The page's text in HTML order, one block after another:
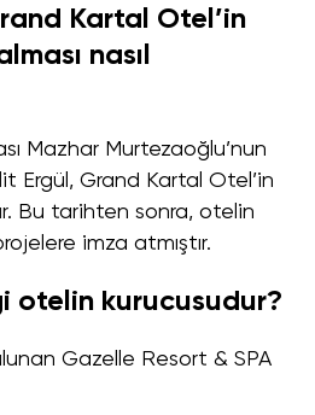
Kartal Otel’in
nasıl
Mazhar Murtezaoğlu’nun
Ergül, Grand Kartal Otel’in
Bu tarihten sonra, otelin
imza atmıştır.
otelin kurucusudur?
Gazelle Resort & SPA